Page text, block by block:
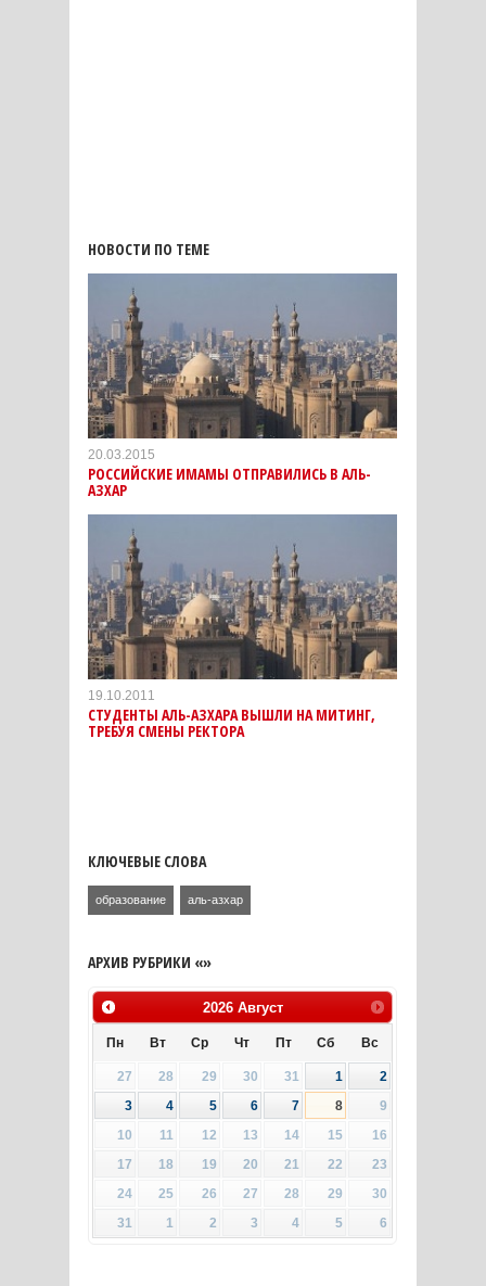
НОВОСТИ ПО ТЕМЕ
20.03.2015
РОССИЙСКИЕ ИМАМЫ ОТПРАВИЛИСЬ В АЛЬ-
АЗХАР
19.10.2011
СТУДЕНТЫ АЛЬ-АЗХАРА ВЫШЛИ НА МИТИНГ,
ТРЕБУЯ СМЕНЫ РЕКТОРА
КЛЮЧЕВЫЕ СЛОВА
образование аль-азхар
АРХИВ РУБРИКИ «»
2026 Август
Пн Вт Ср Чт Пт Сб Вс
27 28 29 30 31 1
2
3
4 5 6 7 8
9
10
11 12 13 14 15
16
17
18 19 20 21 22
23
24
25 26 27 28 29
30
31
1 2 3 4 5 6